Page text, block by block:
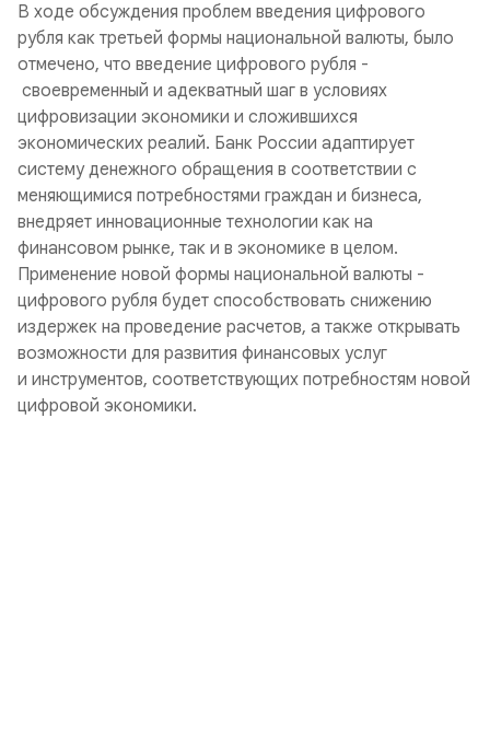
В ходе обсуждения проблем введения цифрового
рубля как третьей формы национальной валюты, было
отмечено, что введение цифрового рубля -
своевременный и адекватный шаг в условиях
цифровизации экономики и сложившихся
экономических реалий. Банк России адаптирует
систему денежного обращения в соответствии с
меняющимися потребностями граждан и бизнеса,
внедряет инновационные технологии как на
финансовом рынке, так и в экономике в целом.
Применение новой формы национальной валюты -
цифрового рубля будет способствовать снижению
издержек на проведение расчетов, а также открывать
возможности для развития финансовых услуг
и инструментов, соответствующих потребностям новой
цифровой экономики.